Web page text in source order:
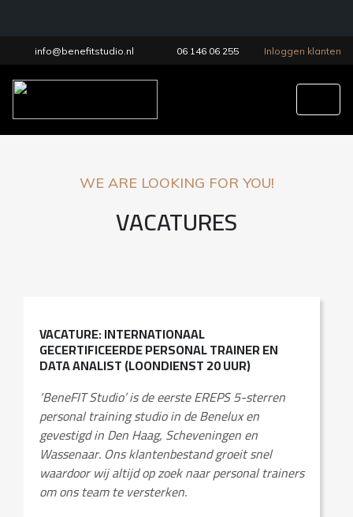
info@benefitstudio.nl 06 146 06 255 Inloggen klanten
WE ARE LOOKING FOR YOU!
VACATURES
VACATURE: INTERNATIONAAL
GECERTIFICEERDE PERSONAL TRAINER EN
DATA ANALIST (LOONDIENST 20 UUR)
‘BeneFIT Studio’ is de eerste EREPS 5-sterren
personal training studio in de Benelux en
gevestigd in Den Haag, Scheveningen en
Wassenaar. Ons klantenbestand groeit snel
waardoor wij altijd op zoek naar personal trainers
om ons team te versterken.